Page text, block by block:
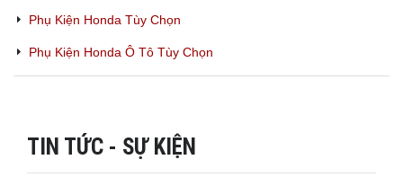
Phụ Kiện Honda Tùy Chọn
Phụ Kiện Honda Ô Tô Tùy Chọn
TIN TỨC - SỰ KIỆN